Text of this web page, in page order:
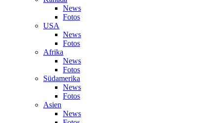
News
Fotos
USA
News
Fotos
Afrika
News
Fotos
Südamerika
News
Fotos
Asien
News